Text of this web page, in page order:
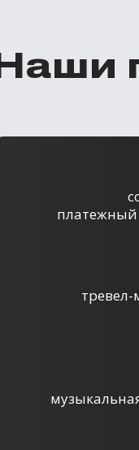
Наши
платежный